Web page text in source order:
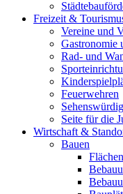
Freizeit &
Vereine und
Gastronomie
Rad- und
Feuerwehren
Seite für die
Wirtschaft &
Bauen